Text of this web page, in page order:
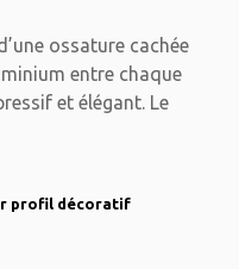
ossature cachée
entre chaque
et élégant. Le
profil décoratif